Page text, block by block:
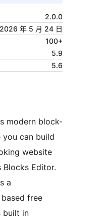
2.0.0
2026 年 5 月 24 日
100+
5.9
5.6
modern block-
you can build
website
Blocks Editor.
a
free
built in